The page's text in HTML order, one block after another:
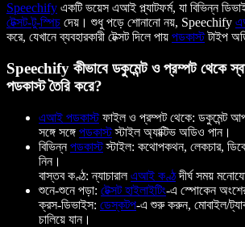
Speechify একটি ভয়েস এআই প্ল্যাটফর্ম, যা বিভিন্ন
টেক্সট-টু-স্পিচ দেয়। শুধু পড়ে শোনানো নয়, Speechify
করে, যেখানে ব্যবহারকারী টেক্সট দিলে পায় পডকাস্টটাইপ
Speechify কীভাবে ডকুমেন্ট ও প্রম্পট থেকে
পডকাস্ট তৈরি করে?
এআই পডকাস্টফাইল ও প্রম্পট থেকে: ডকুমেন্ট
সঙ্গে সঙ্গে পডকাস্টস্টাইল অ্যাক্টিভ অডিও পান।
বিভিন্নপডকাস্টস্টাইল: কথোপকথন, লেকচার,
নিন।
বাস্তব কণ্ঠ: ন্যাচারালএআই কণ্ঠদীর্ঘ সময়
শুনে-শুনে পড়া: টেক্সট হাইলাইটিং-এ স্পোকেন
ক্রস-ডিভাইস: ডেস্কটপ-এ শুরু করুন, মোবাইল/
চালিয়ে যান।